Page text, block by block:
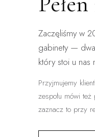
Zaczęliśmy w
gabinety —
który stoi u nas
Przyjmujemy
zespołu mówi
zaznacz to przy